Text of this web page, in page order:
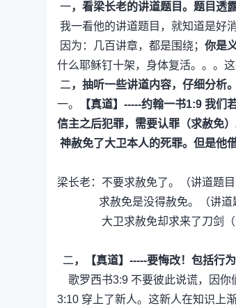
一，看梁长老的讲道题目。题目透露
我一看他的讲道题目，就知道是好
因为：几百讲章，都是围绕； 你是
什么耶稣钉十架，身体复活。。。
二，抽听一些讲道内容，仔细分析。
一。
【真道】-----约翰一书1:9 我们
信主之后犯罪，需要认罪（求赦免）
神赦免了大卫本人的死罪。但是他
梁长老：不要求赦免了。（讲道题目
求赦免是没得赦免。（讲道
大卫求赦免却求来了刀剑（讲
二，【真道】-----要悔改！包括行为
歌罗西书3:9 不要彼此说谎，因你
3:10 穿上了新人。这新人在知识上